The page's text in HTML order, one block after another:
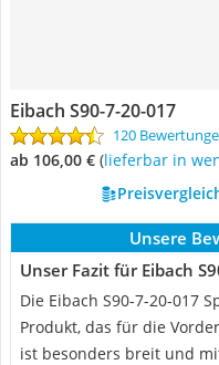
Eibach S90-7-20-017
120
ab 106,00 € ( Lieferbar in
Unsere
Unser Fazit für Eibach
Die Eibach S90-7-20-017
Produkt, das für die
ist besonders breit und